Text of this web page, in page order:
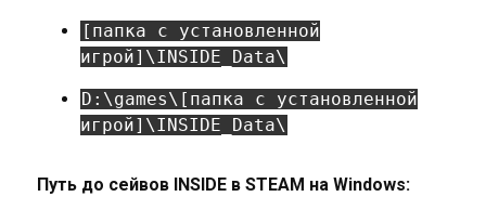
[папка с установленной
игрой]\INSIDE_Data\
D:\games\[папка с установленной
игрой]\INSIDE_Data\
Путь до сейвов INSIDE в STEAM на Windows: